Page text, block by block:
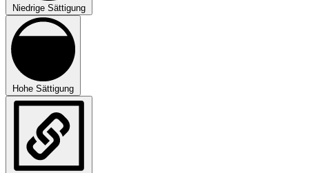
Niedrige Sättigung
Hohe Sättigung